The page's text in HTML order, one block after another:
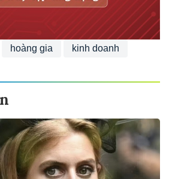
hoàng gia kinh doanh